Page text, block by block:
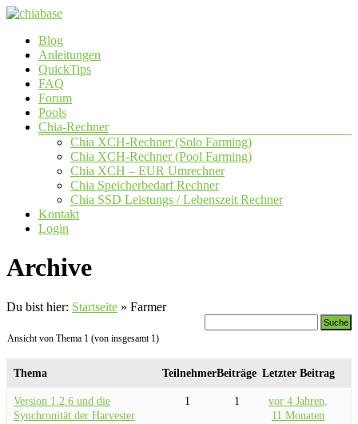
Zum
springen
chiabase
CHIA
Info-
Community
Seite
Menü
Blog
Anleitungen
QuickTips
FAQ
Forum
Pools
Chia-Rechner
Chia XCH-Rechner (Solo Farming)
Chia XCH-Rechner (Pool Farming)
Chia XCH – EUR Umrechner
Chia Speicherbedarf Rechner
Chia SSD Leistungs / Lebenszeit Rechner
Kontakt
Login
Archive
Du bist hier: Startseite » Farmer
Ansicht von Thema 1 (von insgesamt 1)
Thema TeilnehmerBeiträge Letzter Beitrag
Version 1.2.6 und die
Synchronität der Harvester
1 1
vor 4 Jahren,
11 Monaten